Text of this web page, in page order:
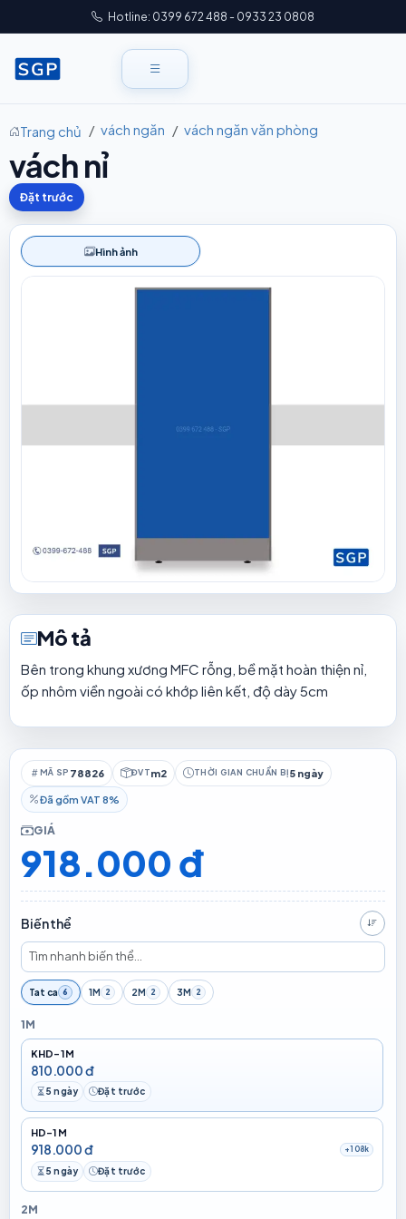
Hotline: 0399 672 488 - 0933 23 0808
Trang chủ vách ngăn vách ngăn văn phòng
vách nỉ
Đặt trước
Hình ảnh
Mô tả
Bên trong khung xương MFC rỗng, bề mặt hoàn thiện nỉ,
ốp nhôm viền ngoài có khớp liên kết, độ dày 5cm
MÃ SP 78826 ĐVTm2 THỜI GIAN CHUẨN BỊ5 ngày
Đã gồm VAT 8%
GIÁ
918.000 đ
Biến thể Giá
Tat ca 6 1M 2 2M 2 3M 2
1M
KHD-1M
810.000 đ
Thời gian chuẩn bị
5 ngày Đặt trước
Đặt trước
HD-1M
918.000 đ +108k
Thời gian chuẩn bị
5 ngày Đặt trước
Đặt trước
2M